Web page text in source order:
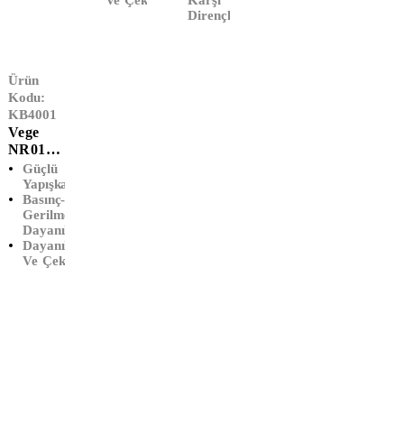
Dirençli
Ürün
Kodu:
KB4001
Vege
NR01
Koli
Bandı
(45 X
800 M)
Makina
Kullanı
Mı İçin
Güçlü
Yapışkan
Basınç-
Gerilmeye
Dayanıklı
Dayanıklıdır
Ve Çekmez